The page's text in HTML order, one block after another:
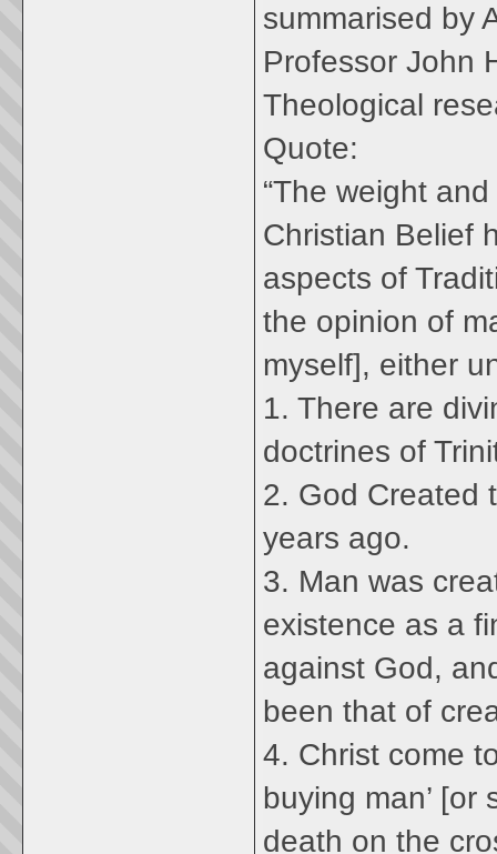
summarised by
Professor John
Theological
Quote:
“The weight
Christian Belief
aspects of
the opinion of
myself], either
1. There are
doctrines of
2. God Created
years ago.
3. Man was
existence as a
against God,
been that of
4. Christ come
buying man’ [or
death on the